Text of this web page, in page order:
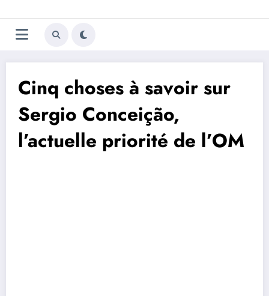
au
contenu
Trivela
L'actualité du football
Cinq choses à savoir sur
Sergio Conceição,
l’actuelle priorité de l’OM